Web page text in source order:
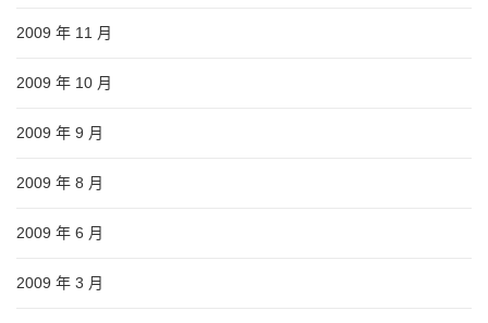
2009 年 11 月
2009 年 10 月
2009 年 9 月
2009 年 8 月
2009 年 6 月
2009 年 3 月